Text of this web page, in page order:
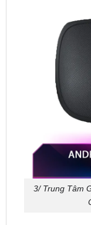
3/ Trung Tâm
Địa chỉ lắp đặt